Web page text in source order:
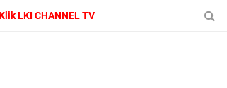
LKI CHANNEL TV